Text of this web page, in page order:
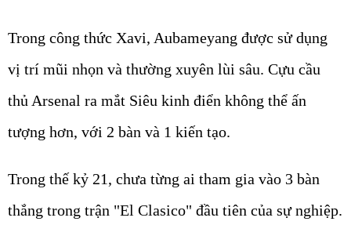
Trong công thức Xavi, Aubameyang được sử dụng
vị trí mũi nhọn và thường xuyên lùi sâu. Cựu cầu
thủ Arsenal ra mắt Siêu kinh điển không thể ấn
tượng hơn, với 2 bàn và 1 kiến tạo.
Trong thế kỷ 21, chưa từng ai tham gia vào 3 bàn
thắng trong trận "El Clasico" đầu tiên của sự nghiệp.